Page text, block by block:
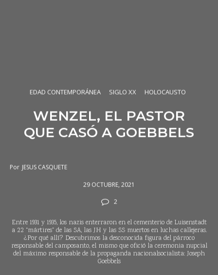
EDAD CONTEMPORÁNEA SIGLO XX HOLOCAUSTO
WENZEL, EL PASTOR
QUE CASÓ A GOEBBELS
Por JESUS CASQUETE
29 OCTUBRE, 2021
2
Entre 1931 y 1935, los nazis enterraron en el cementerio de Luisenstadt
a 22 “mártires” de las SA, las JH y las SS muertos en luchas callejeras.
¿Por qué allí? Descubrimos la desconocida figura del párroco
responsable del camposanto, el mismo que ofició la ceremonia nupcial
del máximo responsable de la propaganda nacionalsocialista: Joseph
Goebbels